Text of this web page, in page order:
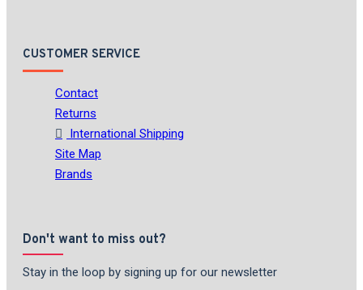
CUSTOMER SERVICE
Contact
Returns
International Shipping
Site Map
Brands
Don't want to miss out?
Stay in the loop by signing up for our newsletter